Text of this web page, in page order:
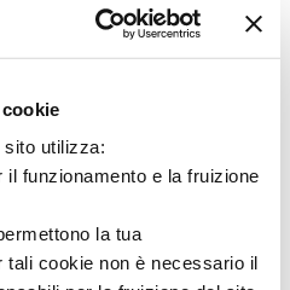
utilizza:
funzionamento e la fruizione
la tua
tali cookie non è necessario il